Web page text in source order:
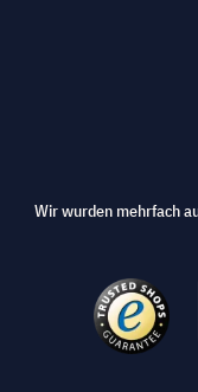
Wir wurden mehrfach